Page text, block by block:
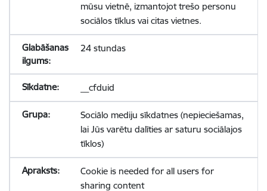
mūsu vietnē, izmantojot trešo personu
sociālos tīklus vai citas vietnes.
24 stundas
__cfduid
Sociālo mediju sīkdatnes (nepieciešamas,
lai Jūs varētu dalīties ar saturu sociālajos
tīklos)
Cookie is needed for all users for
sharing content